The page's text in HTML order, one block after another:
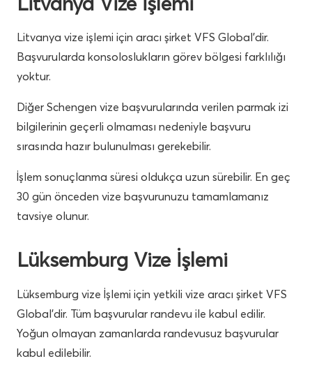
Litvanya vize işlemi için aracı şirket VFS Global’dir.
Başvurularda konsoloslukların görev bölgesi farklılığı
yoktur.
Diğer Schengen vize başvurularında verilen parmak izi
bilgilerinin geçerli olmaması nedeniyle başvuru
sırasında hazır bulunulması gerekebilir.
İşlem sonuçlanma süresi oldukça uzun sürebilir. En geç
30 gün önceden vize başvurunuzu tamamlamanız
tavsiye olunur.
Lüksemburg Vize İşlemi
Lüksemburg vize İşlemi için yetkili vize aracı şirket VFS
Global’dir. Tüm başvurular randevu ile kabul edilir.
Yoğun olmayan zamanlarda randevusuz başvurular
kabul edilebilir.